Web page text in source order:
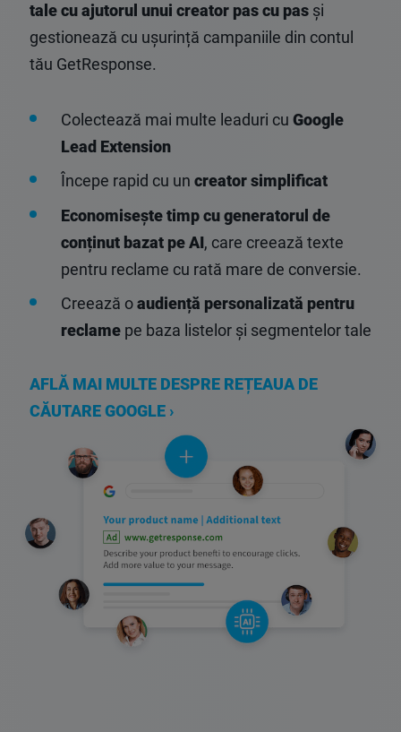
tale cu ajutorul unui creator pas cu pas și
gestionează cu ușurință campaniile din contul
tău GetResponse.
Colectează mai multe leaduri cu Google
Lead Extension
Începe rapid cu un creator simplificat
Economisește timp cu generatorul de
conținut bazat pe AI, care creează texte
pentru reclame cu rată mare de conversie.
Creează oaudiență personalizată pentru
reclame pe baza listelor și segmentelor tale
AFLĂ MAI MULTE DESPRE REȚEAUA DE
CĂUTARE GOOGLE ›